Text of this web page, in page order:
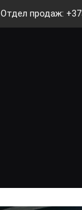
Отдел продаж: